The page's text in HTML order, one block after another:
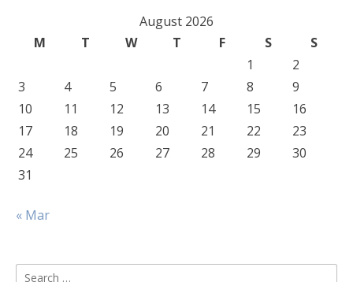
August 2026
M
T W T F S
S
1
2
3
4 5 6 7 8
9
10
11 12 13 14 15
16
17
18 19 20 21 22
23
24
25 26 27 28 29
30
31
« Mar
Search